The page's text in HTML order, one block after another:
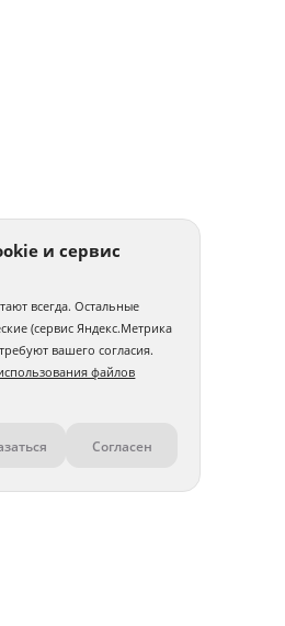
и сервис
всегда. Остальные
(сервис Яндекс.Метрика
вашего согласия.
файлов
Согласен